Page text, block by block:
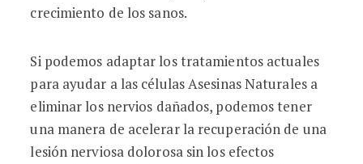
crecimiento de los sanos.
Si podemos adaptar los tratamientos actuales
para ayudar a las células Asesinas Naturales a
eliminar los nervios dañados, podemos tener
una manera de acelerar la recuperación de una
lesión nerviosa dolorosa sin los efectos